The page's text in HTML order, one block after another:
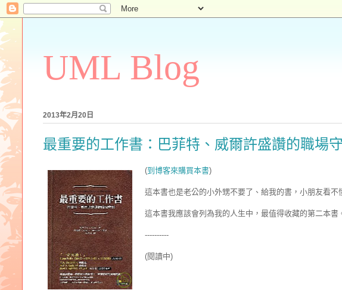
UML Blog
2013年2月20日
最重要的工作書：巴菲特、威爾許盛讚的職場守
(到博客來購買本書)
這本書也是老公的小外甥不要了、給我的書，小朋友看不
這本書我應該會列為我的人生中，最值得收藏的第二本書
----------
(閱讀中)